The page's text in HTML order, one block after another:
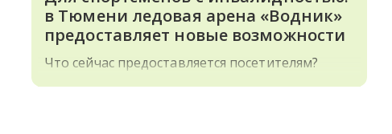
в Тюмени ледовая арена «Водник»
предоставляет новые возможности
Что сейчас предоставляется посетителям?